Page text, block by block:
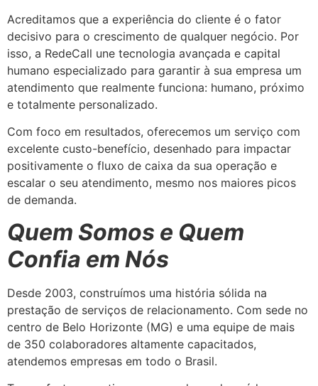
Acreditamos que a experiência do cliente é o fator
decisivo para o crescimento de qualquer negócio. Por
isso, a RedeCall une tecnologia avançada e capital
humano especializado para garantir à sua empresa um
atendimento que realmente funciona: humano, próximo
e totalmente personalizado.
Com foco em resultados, oferecemos um serviço com
excelente custo-benefício, desenhado para impactar
positivamente o fluxo de caixa da sua operação e
escalar o seu atendimento, mesmo nos maiores picos
de demanda.
Quem Somos e Quem
Confia em Nós
Desde 2003, construímos uma história sólida na
prestação de serviços de relacionamento. Com sede no
centro de Belo Horizonte (MG) e uma equipe de mais
de 350 colaboradores altamente capacitados,
atendemos empresas em todo o Brasil.